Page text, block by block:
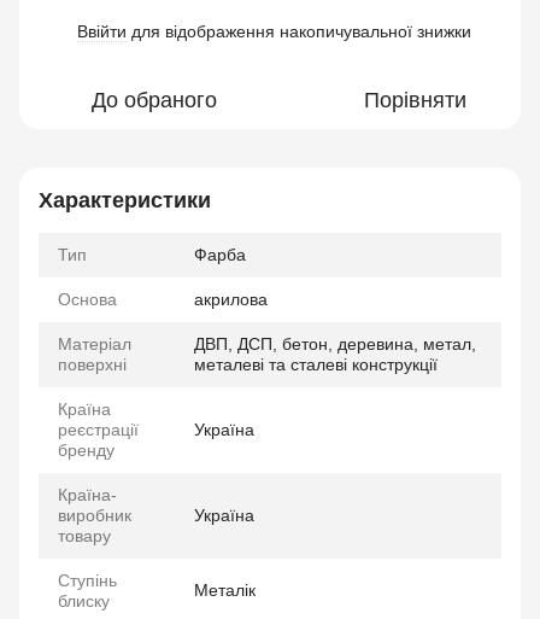
Ввійти для відображення накопичувальної знижки
До обраного Порівняти
Характеристики
Тип Фарба
Основа акрилова
Матеріал
поверхні
ДВП, ДСП, бетон, деревина, метал,
металеві та сталеві конструкції
Країна
реєстрації
бренду
Україна
Країна-
виробник
товару
Україна
Ступінь
блиску
Металік